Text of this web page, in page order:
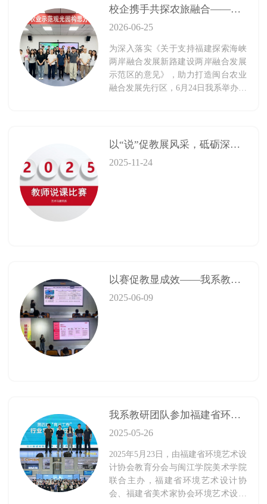
校企携手共探农旅融合——闽台高新农业示范观光园方案汇报会顺利举办
2026-06-25
为深入落实《关于支持福建探索海峡
两岸融合发展新路建设两岸融合发展
示范区的意见》，助力打造闽台农业
融合发展先行区，6月24日我系举办闽
集“农业 + 文化”特色文旅设计方案。
以“说”促教展风采，砥砺深耕启新篇
2025-11-24
以赛促教显成效——我系教师在院级说课决赛中喜获一等奖、三等奖
2025-06-09
我系教研团队参加福建省环境艺术设计协会 2025年“三四五”计划启动大会暨“育星工程”系列活动
2025-05-26
2025年5月23日，由福建省环境艺术设
计协会教育分会与闽江学院美术学院
联合主办，福建省环境艺术设计协
会、福建省美术家协会环境艺术设计